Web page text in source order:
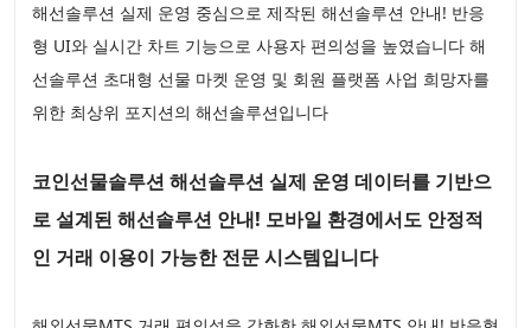
해선솔루션 실제 운영 중심으로 제작된 해선솔루션 안내! 반응
형 UI와 실시간 차트 기능으로 사용자 편의성을 높였습니다 해
선솔루션 초대형 선물 마켓 운영 및 회원 플랫폼 사업 희망자를
위한 최상위 포지션의 해선솔루션입니다
코인선물솔루션 해선솔루션 실제 운영 데이터를 기반으
로 설계된 해선솔루션 안내! 모바일 환경에서도 안정적
인 거래 이용이 가능한 전문 시스템입니다